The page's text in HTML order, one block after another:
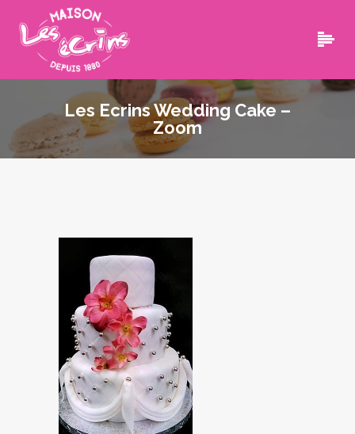
Les Ecrins Wedding Cake –
Zoom